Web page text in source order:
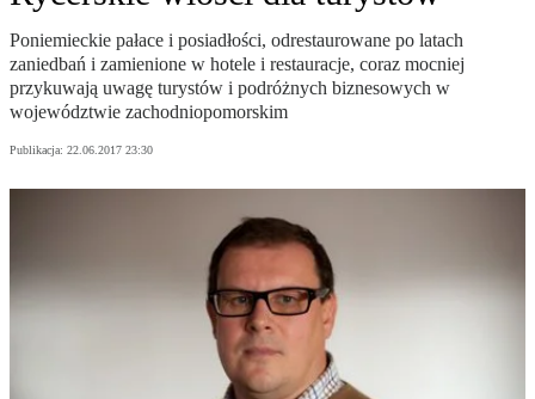
Poniemieckie pałace i posiadłości, odrestaurowane po latach
zaniedbań i zamienione w hotele i restauracje, coraz mocniej
przykuwają uwagę turystów i podróżnych biznesowych w
województwie zachodniopomorskim
Publikacja: 22.06.2017 23:30